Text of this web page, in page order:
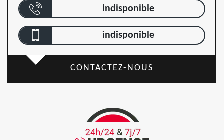
indisponible
indisponible
CONTACTEZ-NOUS